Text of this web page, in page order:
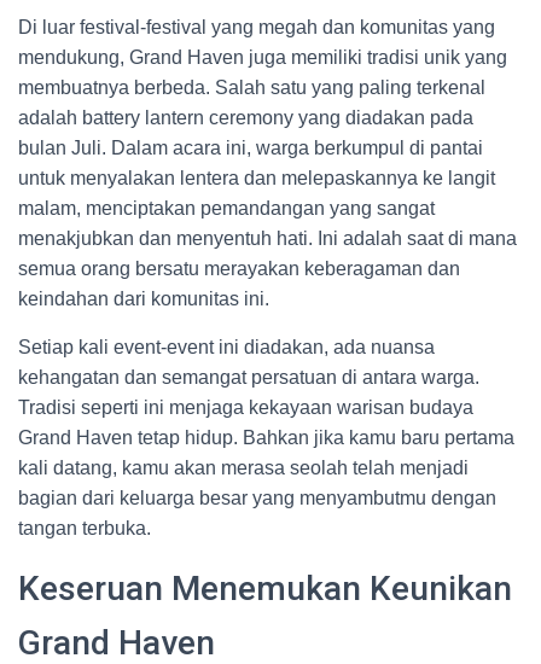
Di luar festival-festival yang megah dan komunitas yang
mendukung, Grand Haven juga memiliki tradisi unik yang
membuatnya berbeda. Salah satu yang paling terkenal
adalah battery lantern ceremony yang diadakan pada
bulan Juli. Dalam acara ini, warga berkumpul di pantai
untuk menyalakan lentera dan melepaskannya ke langit
malam, menciptakan pemandangan yang sangat
menakjubkan dan menyentuh hati. Ini adalah saat di mana
semua orang bersatu merayakan keberagaman dan
keindahan dari komunitas ini.
Setiap kali event-event ini diadakan, ada nuansa
kehangatan dan semangat persatuan di antara warga.
Tradisi seperti ini menjaga kekayaan warisan budaya
Grand Haven tetap hidup. Bahkan jika kamu baru pertama
kali datang, kamu akan merasa seolah telah menjadi
bagian dari keluarga besar yang menyambutmu dengan
tangan terbuka.
Keseruan Menemukan Keunikan
Grand Haven